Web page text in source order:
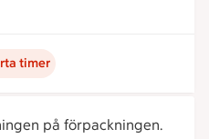
timer
på förpackningen.